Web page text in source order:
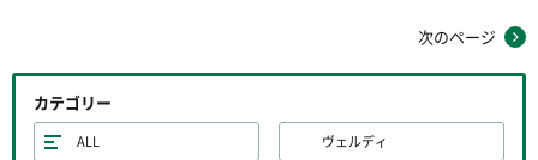
次のページ
カテゴリー
ALL ヴェルディ